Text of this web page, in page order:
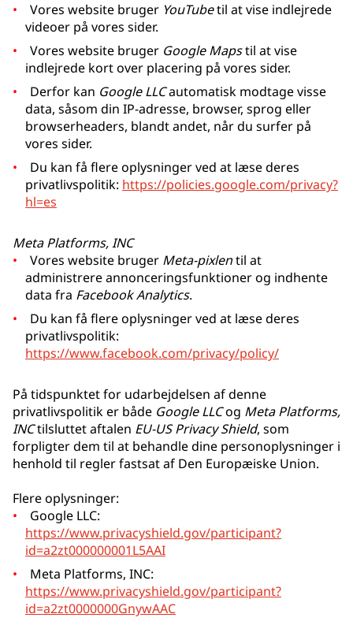
Vores website bruger YouTubetil at vise indlejrede
videoer på vores sider.
Vores website bruger Google Mapstil at vise
indlejrede kort over placering på vores sider.
Derfor kan Google LLCautomatisk modtage visse
data, såsom din IP-adresse, browser, sprog eller
browserheaders, blandt andet, når du surfer på
vores sider.
Du kan få flere oplysninger ved at læse deres
privatlivspolitik: https://policies.google.com/privacy?
hl=es
Meta Platforms, INC
Vores website bruger Meta-pixlentil at
administrere annonceringsfunktioner og indhente
data fra Facebook Analytics.
Du kan få flere oplysninger ved at læse deres
privatlivspolitik:
https://www.facebook.com/privacy/policy/
På tidspunktet for udarbejdelsen af denne
privatlivspolitik er både Google LLCog Meta Platforms,
INCtilsluttet aftalen EU-US Privacy Shield, som
forpligter dem til at behandle dine personoplysninger i
henhold til regler fastsat af Den Europæiske Union.
Flere oplysninger:
Google LLC:
https://www.privacyshield.gov/participant?
id=a2zt000000001L5AAI
Meta Platforms, INC:
https://www.privacyshield.gov/participant?
id=a2zt0000000GnywAAC